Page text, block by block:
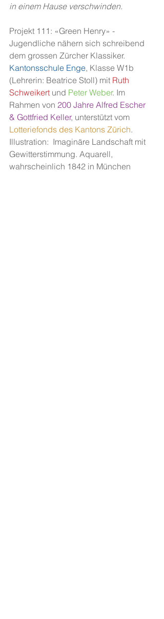
in einem Hause verschwinden.
Projekt 111: «Green Henry» -
Jugendliche nähern sich schreibend
dem grossen Zürcher Klassiker.
Kantonsschule Enge, Klasse W1b
(Lehrerin: Beatrice Stoll) mit Ruth
Schweikert und Peter Weber. Im
Rahmen von 200 Jahre Alfred Escher
& Gottfried Keller, unterstützt vom
Lotteriefonds des Kantons Zürich.
Illustration:  Imaginäre Landschaft mit
Gewitterstimmung. Aquarell,
wahrscheinlich 1842 in München